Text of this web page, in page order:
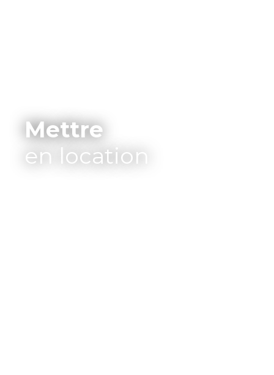
Mettre
en location